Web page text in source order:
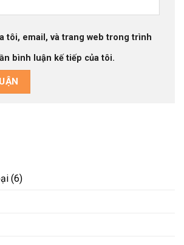
tôi, email, và trang web trong trình
bình luận kế tiếp của tôi.
(6)